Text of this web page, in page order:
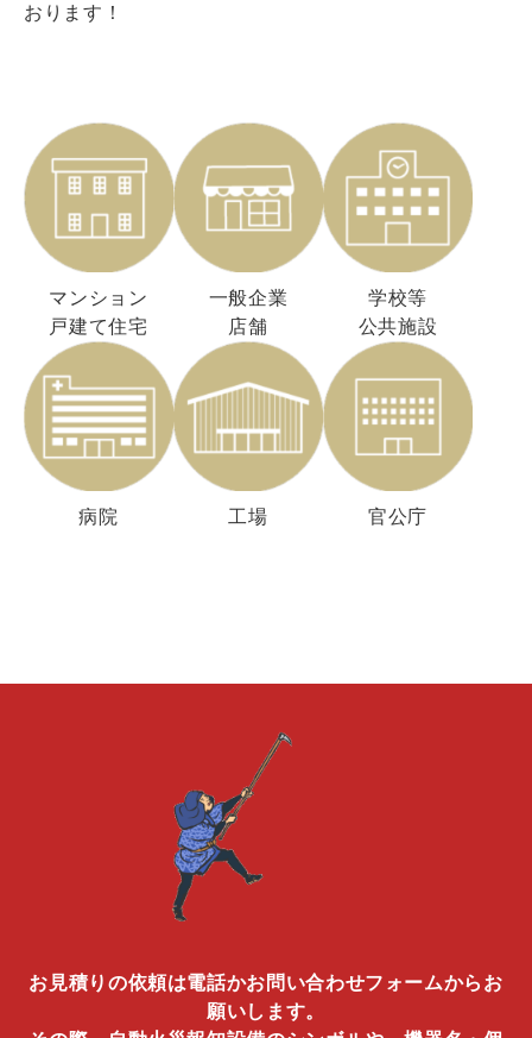
おります！
マンション
戸建て住宅
一般企業
店舗
学校等
公共施設
病院 工場 官公庁
お見積りの依頼は電話かお問い合わせフォームからお
願いします。